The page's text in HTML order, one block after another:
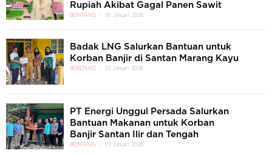
Rupiah Akibat Gagal Panen Sawit
BONTANG 06 Januari 2026
Badak LNG Salurkan Bantuan untuk
Korban Banjir di Santan Marang Kayu
BONTANG 05 Januari 2026
PT Energi Unggul Persada Salurkan
Bantuan Makanan untuk Korban
Banjir Santan Ilir dan Tengah
BONTANG 03 Januari 2026